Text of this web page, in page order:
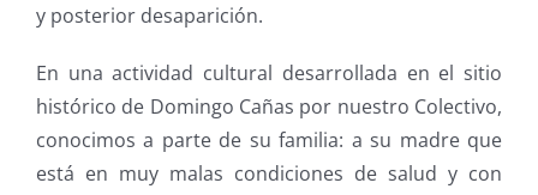
y posterior desaparición.
En una actividad cultural desarrollada en el sitio
histórico de Domingo Cañas por nuestro Colectivo,
conocimos a parte de su familia: a su madre que
está en muy malas condiciones de salud y con